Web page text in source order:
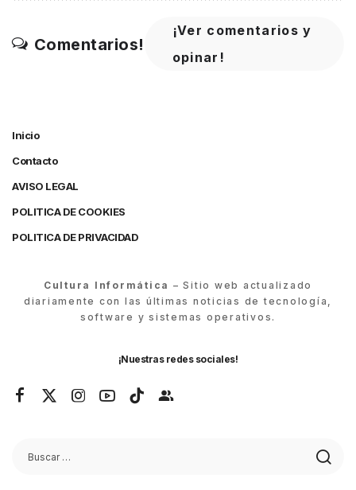
Comentarios!
¡Ver comentarios y
opinar!
Inicio
Contacto
AVISO LEGAL
POLITICA DE COOKIES
POLITICA DE PRIVACIDAD
Cultura Informática – Sitio web actualizado
diariamente con las últimas noticias de tecnología,
software y sistemas operativos.
¡Nuestras redes sociales!